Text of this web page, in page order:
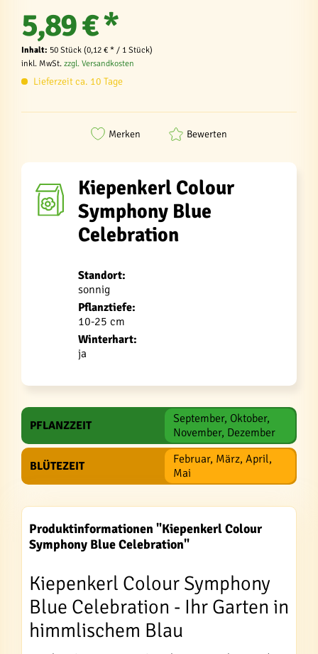
5,89 € *
Inhalt: 50 Stück (0,12 € * / 1 Stück)
inkl. MwSt. zzgl. Versandkosten
Lieferzeit ca. 10 Tage
Merken Bewerten
Kiepenkerl Colour
Symphony Blue
Celebration
Standort:
sonnig
Pflanztiefe:
10-25 cm
Winterhart:
ja
PFLANZZEIT
September, Oktober,
November, Dezember
BLÜTEZEIT
Februar, März, April,
Mai
Produktinformationen "Kiepenkerl Colour
Symphony Blue Celebration"
Kiepenkerl Colour Symphony
Blue Celebration - Ihr Garten in
himmlischem Blau